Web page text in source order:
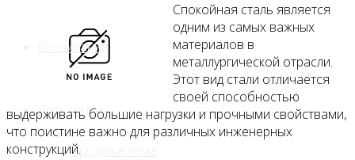
О компании
Лом, металл
Продажа лома
Спокойная сталь является
одним из самых важных
материалов в
металлургической отрасли.
Этот вид стали отличается
своей способностью
выдерживать большие нагрузки и прочными свойствами,
что поистине важно для различных инженерных
конструкций.